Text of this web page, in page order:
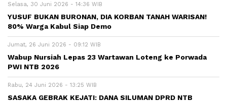
Selasa, 30 Juni 2026 - 14:36 WIB
YUSUF BUKAN BURONAN, DIA KORBAN TANAH WARISAN!
80% Warga Kabul Siap Demo
Jumat, 26 Juni 2026 - 09:12 WIB
Wabup Nursiah Lepas 23 Wartawan Loteng ke Porwada
PWI NTB 2026
Rabu, 24 Juni 2026 - 13:25 WIB
SASAKA GEBRAK KEJATI: DANA SILUMAN DPRD NTB